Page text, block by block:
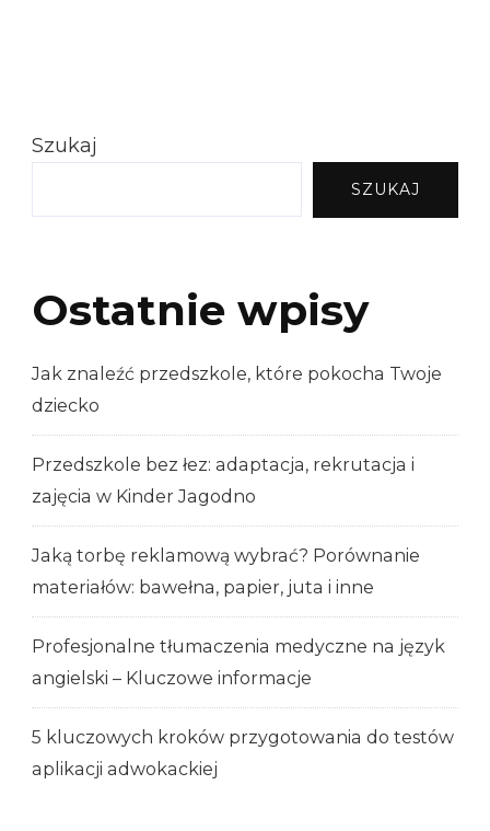
Szukaj
SZUKAJ
Ostatnie wpisy
Jak znaleźć przedszkole, które pokocha Twoje
dziecko
Przedszkole bez łez: adaptacja, rekrutacja i
zajęcia w Kinder Jagodno
Jaką torbę reklamową wybrać? Porównanie
materiałów: bawełna, papier, juta i inne
Profesjonalne tłumaczenia medyczne na język
angielski – Kluczowe informacje
5 kluczowych kroków przygotowania do testów
aplikacji adwokackiej